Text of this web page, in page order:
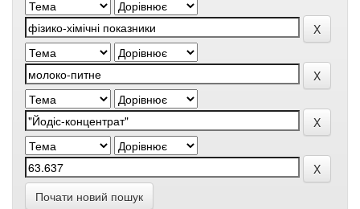
Почати новий пошук